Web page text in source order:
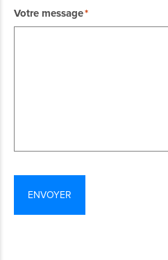
Votre message